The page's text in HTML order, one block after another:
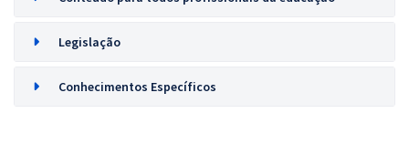
Legislação
Conhecimentos Específicos